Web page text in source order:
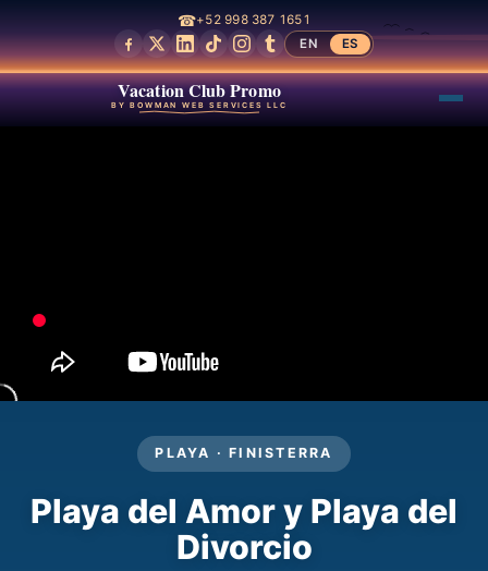
☎+52 998 387 1651
EN
ES
Vacation Club Promo
BY BOWMAN WEB SERVICES LLC
PLAYA · FINISTERRA
Playa del Amor y Playa del
Divorcio